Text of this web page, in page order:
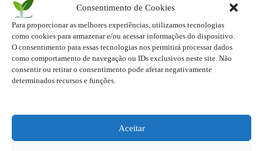
Consentimento de Cookies
Para proporcionar as melhores experiências, utilizamos tecnologias
como cookies para armazenar e/ou acessar informações do dispositivo.
O consentimento para essas tecnologias nos permitirá processar dados
como comportamento de navegação ou IDs exclusivos neste site. Não
consentir ou retirar o consentimento pode afetar negativamente
determinados recursos e funções.
Aceitar
O site é um movimento ambientalista!
Participe você também!
Podemos fazer muito
se nos unirmos!
Inscreva-se na Newsletter